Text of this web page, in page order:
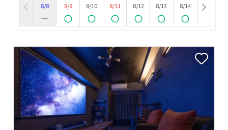
8/8
8/9
8/10
8/11
8/12
8/13
8/14